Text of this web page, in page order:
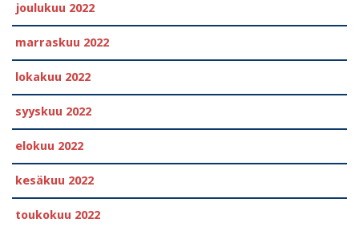
joulukuu 2022
marraskuu 2022
lokakuu 2022
syyskuu 2022
elokuu 2022
kesäkuu 2022
toukokuu 2022